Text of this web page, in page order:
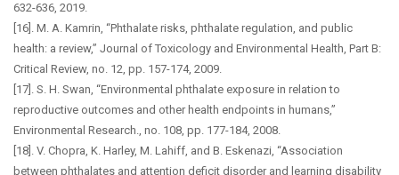
632-636, 2019.
[16]. M. A. Kamrin, “Phthalate risks, phthalate regulation, and public
health: a review,” Journal of Toxicology and Environmental Health, Part B:
Critical Review, no. 12, pp. 157-174, 2009.
[17]. S. H. Swan, “Environmental phthalate exposure in relation to
reproductive outcomes and other health endpoints in humans,”
Environmental Research., no. 108, pp. 177-184, 2008.
[18]. V. Chopra, K. Harley, M. Lahiff, and B. Eskenazi, “Association
between phthalates and attention deficit disorder and learning disability